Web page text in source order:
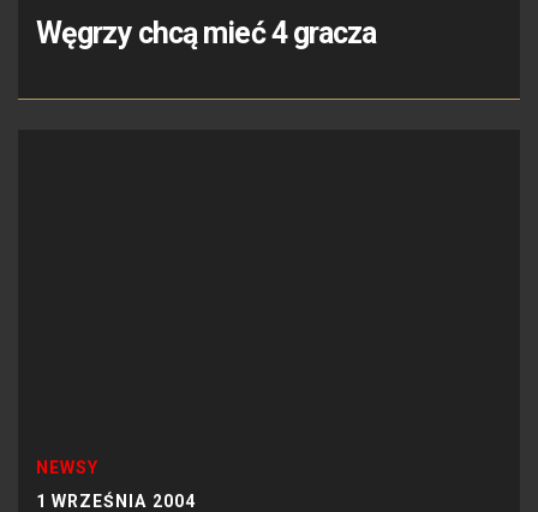
Węgrzy chcą mieć 4 gracza
NEWSY
1 WRZEŚNIA 2004